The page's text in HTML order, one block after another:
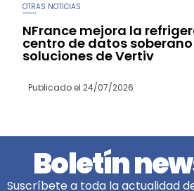
OTRAS NOTICIAS
NFrance mejora la
centro de datos
soluciones de Vertiv
Publicado el 24/07/2026
Boletín
Suscríbete a toda la actualidad